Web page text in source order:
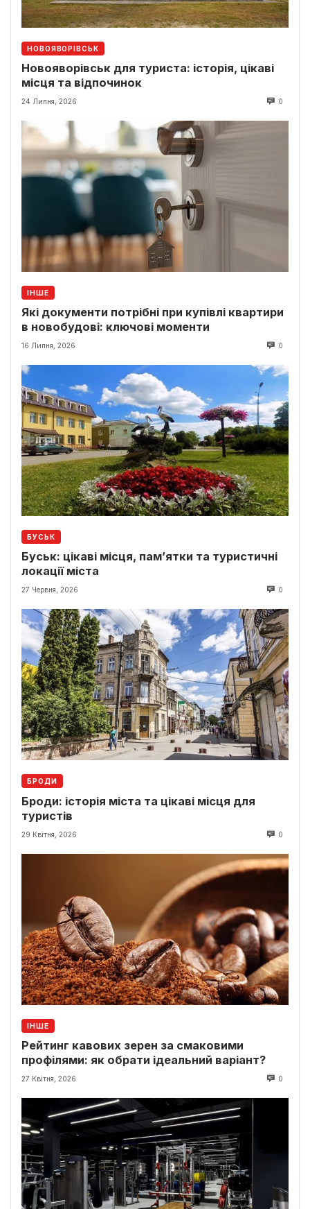
НОВОЯВОРІВСЬК
Новояворівськ для туриста: історія, цікаві
місця та відпочинок
24 Липня, 2026 0
ІНШЕ
Які документи потрібні при купівлі квартири
в новобудові: ключові моменти
16 Липня, 2026 0
БУСЬК
Буськ: цікаві місця, пам’ятки та туристичні
локації міста
27 Червня, 2026 0
БРОДИ
Броди: історія міста та цікаві місця для
туристів
29 Квітня, 2026 0
ІНШЕ
Рейтинг кавових зерен за смаковими
профілями: як обрати ідеальний варіант?
27 Квітня, 2026 0